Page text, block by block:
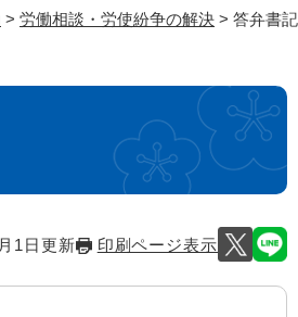
> 労働相談・労使紛争の解決 > 答弁書
1日更新 印刷ページ表示